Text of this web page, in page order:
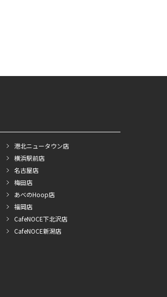
港北ニュータウン店
横浜駅前店
名古屋店
梅田店
あべのHoop店
福岡店
CafeNOCE下北沢店
CafeNOCE新潟店